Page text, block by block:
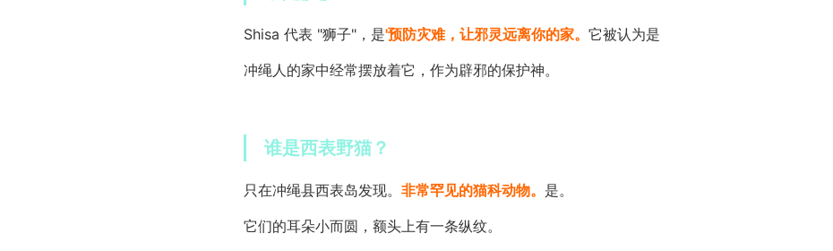
Shisa 代表 "狮子"，是'预防灾难，让邪灵远离你的家。 它被认为是
冲绳人的家中经常摆放着它，作为辟邪的保护神。
谁是西表野猫？
只在冲绳县西表岛发现。 非常罕见的猫科动物。 是。
它们的耳朵小而圆，额头上有一条纵纹。